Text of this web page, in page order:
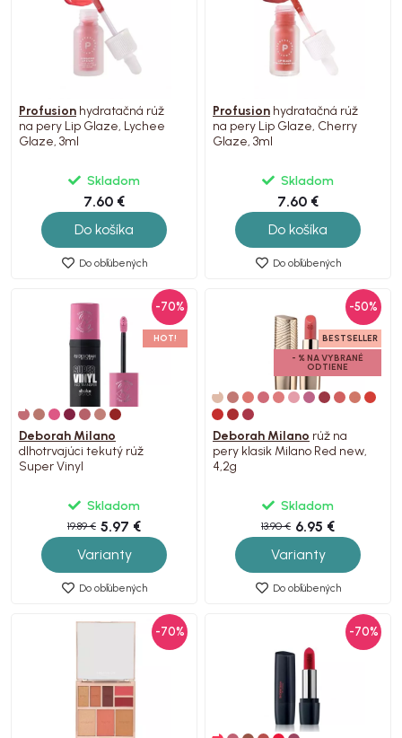
Profusion hydratačná rúž
na pery Lip Glaze, Lychee
Glaze, 3ml
Skladom
7.60 €
Do košíka
Do obľúbených
Profusion hydratačná rúž
na pery Lip Glaze, Cherry
Glaze, 3ml
Skladom
7.60 €
Do košíka
Do obľúbených
-70%
HOT!
Deborah Milano
dlhotrvajúci tekutý rúž
Super Vinyl
Skladom
19.89 € 5.97 €
Varianty
Do obľúbených
-50%
BESTSELLER
- % NA VYBRANÉ
ODTIENE
Deborah Milano rúž na
pery klasik Milano Red new,
4,2g
Skladom
13.90 € 6.95 €
Varianty
Do obľúbených
-70% -70%